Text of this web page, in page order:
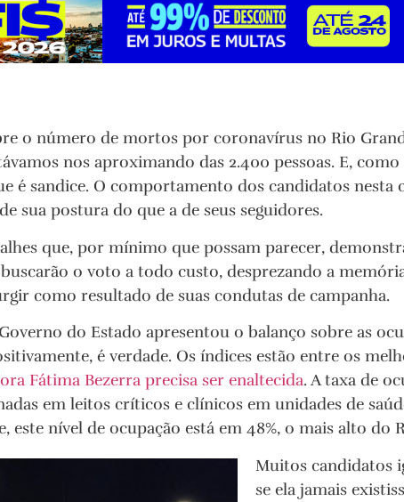
o número de mortos por coronavírus no Rio
nos aproximando das 2.400 pessoas. E,
é sandice. O comportamento dos candidatos nesta
sua postura do que a de seus seguidores.
que, por mínimo que possam parecer,
o voto a todo custo, desprezando a
como resultado de suas condutas de campanha.
do Estado apresentou o balanço sobre as
é verdade. Os índices estão entre os
Fátima Bezerra precisa ser enaltecida. A taxa de
em leitos críticos e clínicos em unidades de
este nível de ocupação está em 48%, o mais alto do
Muitos candidatos
se ela jamais